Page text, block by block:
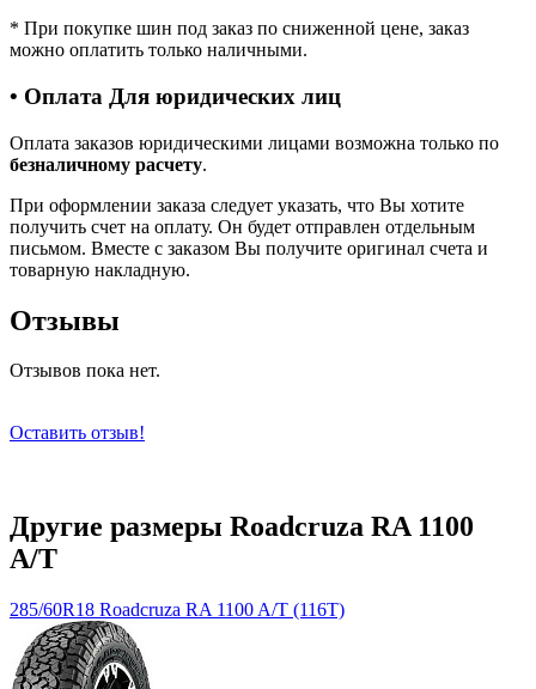
* При покупке шин под заказ по сниженной цене, заказ
можно оплатить только наличными.
• Оплата Для юридических лиц
Оплата заказов юридическими лицами возможна только по
безналичному расчету.
При оформлении заказа следует указать, что Вы хотите
получить счет на оплату. Он будет отправлен отдельным
письмом. Вместе с заказом Вы получите оригинал счета и
товарную накладную.
Отзывы
Отзывов пока нет.
Оставить отзыв!
Другие размеры Roadcruza RA 1100
A/T
285/60R18 Roadcruza RA 1100 A/T (116T)